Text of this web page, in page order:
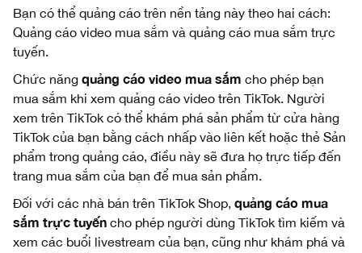
Bạn có thể quảng cáo trên nền tảng này theo hai cách:
Quảng cáo video mua sắm và quảng cáo mua sắm trực
tuyến.
Chức năng quảng cáo video mua sắm cho phép bạn
mua sắm khi xem quảng cáo video trên TikTok. Người
xem trên TikTok có thể khám phá sản phẩm từ cửa hàng
TikTok của bạn bằng cách nhấp vào liên kết hoặc thẻ Sản
phẩm trong quảng cáo, điều này sẽ đưa họ trực tiếp đến
trang mua sắm của bạn để mua sản phẩm.
Đối với các nhà bán trên TikTok Shop, quảng cáo mua
sắm trực tuyến cho phép người dùng TikTok tìm kiếm và
xem các buổi livestream của bạn, cũng như khám phá và